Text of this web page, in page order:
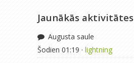
Jaunākās aktivitātes
Augusta saule
Šodien 01:19 · lightning